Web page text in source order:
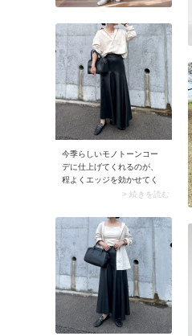
今季らしいモノトーンコー
デに仕上げてくれるのが、
程よくエッジを効かせてく
れるレザー素材のアイテ
に黒のレザーロングスカー
トを合わせれば、配色はベ
ーシックでもどこかモード
な雰囲気に。レザーの強い
印象が、シャツの柔らかな
色味と質感でマイルドに見
えるのもメリットです。
> 続きを読む